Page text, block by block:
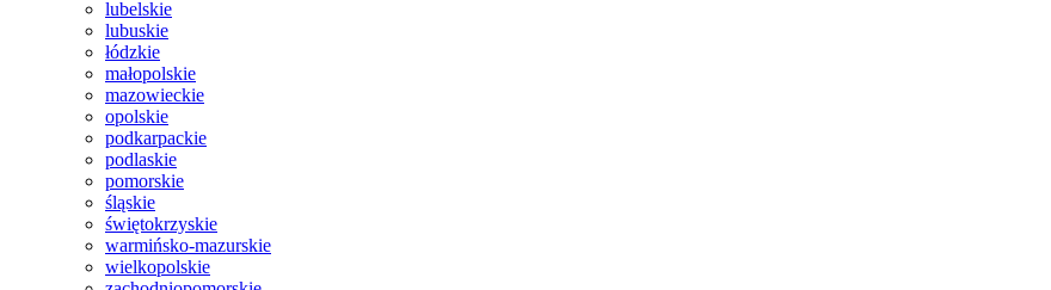
lubelskie
lubuskie
łódzkie
małopolskie
mazowieckie
opolskie
podkarpackie
podlaskie
pomorskie
śląskie
świętokrzyskie
warmińsko-mazurskie
wielkopolskie